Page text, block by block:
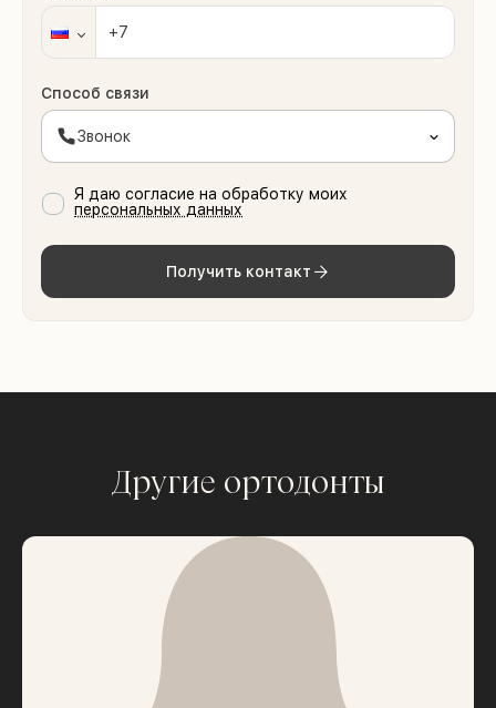
Способ связи
Звонок
Я даю согласие на обработку моих
персональных данных
Получить контакт
Другие ортодонты